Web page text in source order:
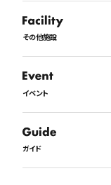
その他施設
イベント
ガイド